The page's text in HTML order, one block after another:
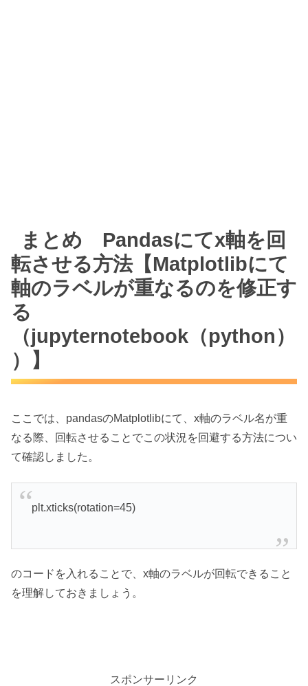
まとめ Pandasにてx軸を回
転させる方法【Matplotlibにて
軸のラベルが重なるのを修正す
る
（jupyternotebook（python）
）】
ここでは、pandasのMatplotlibにて、x軸のラベル名が重
なる際、回転させることでこの状況を回避する方法につい
て確認しました。
plt.xticks(rotation=45)
のコードを入れることで、x軸のラベルが回転できること
を理解しておきましょう。
スポンサーリンク